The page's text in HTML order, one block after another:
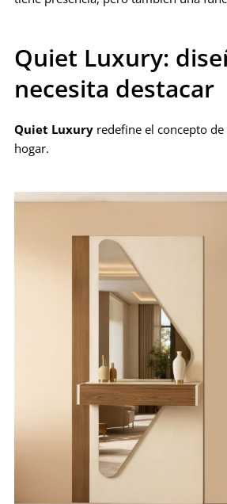
Quiet Luxury:
necesita destacar
Quiet Luxuryredefine el concepto de
hogar.